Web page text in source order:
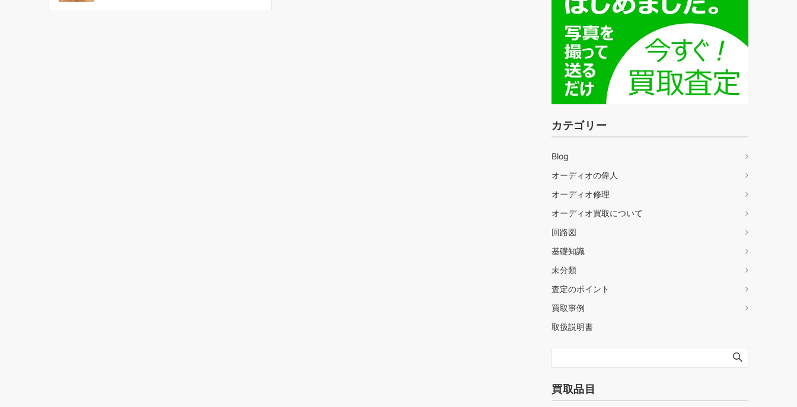
カテゴリー
Blog
オーディオの偉人
オーディオ修理
オーディオ買取について
回路図
基礎知識
未分類
査定のポイント
買取事例
取扱説明書
買取品目